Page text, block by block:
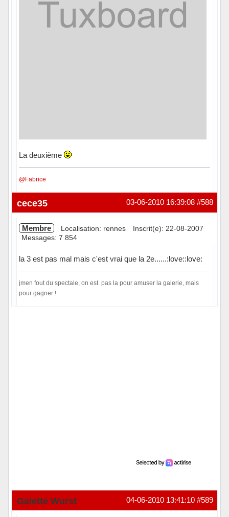
La deuxième
@Fabrice
Hors ligne #588
03-06-2010 16:39:08
cece35
Membre Localisation: rennes
Inscrit(e): 22-08-2007
Messages: 7 854
la 3 est pas mal mais c'est vrai que la 2e......:love::love:
jmen fout du spectale, on est pas la pour amuser la galerie, mais
pour gagner !
#589
04-06-2010 13:41:10
Galette Wurst